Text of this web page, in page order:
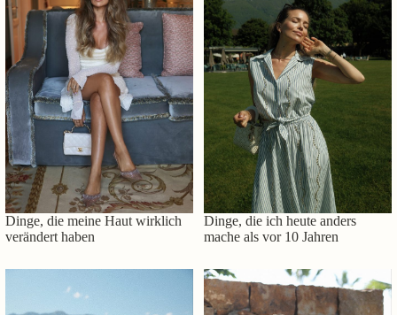
Dinge, die meine Haut wirklich
verändert haben
Dinge, die ich heute anders
mache als vor 10 Jahren